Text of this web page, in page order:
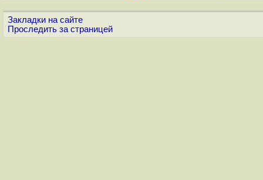
Закладки на сайте
Проследить за страницей